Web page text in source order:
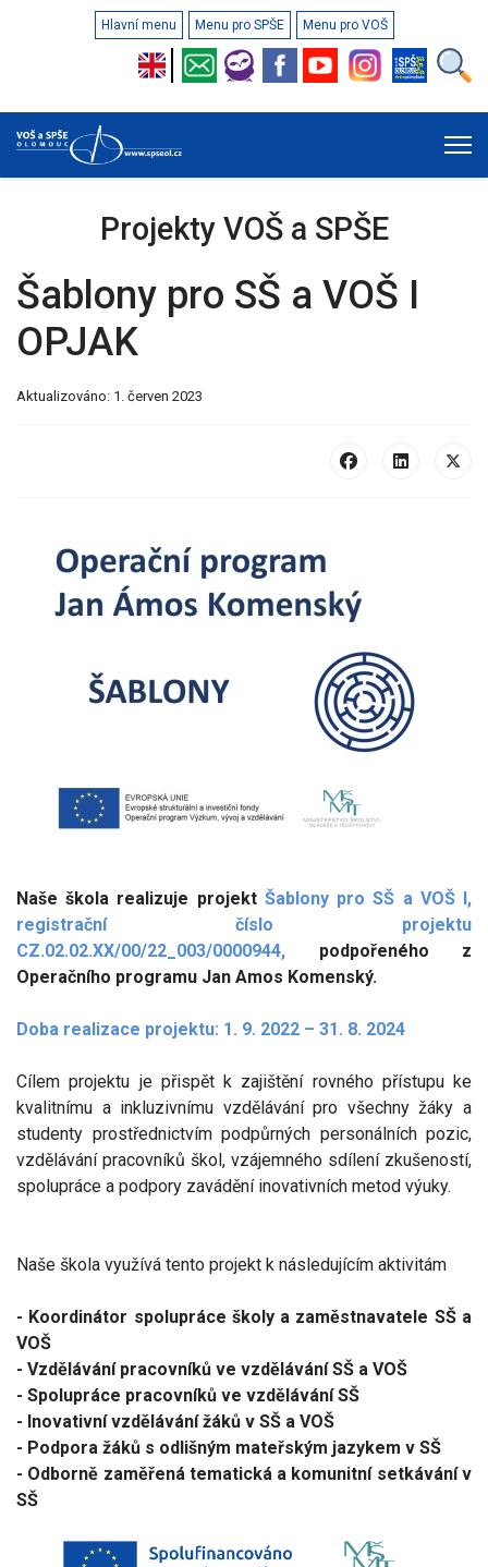
Hlavní menu Menu pro SPŠE Menu pro VOŠ
Projekty VOŠ a SPŠE
Šablony pro SŠ a VOŠ I
OPJAK
Aktualizováno: 1. červen 2023
Naše škola realizuje projekt Šablony pro SŠ a VOŠ I,
registrační číslo projektu
CZ.02.02.XX/00/22_003/0000944, podpořeného z
Operačního programu Jan Amos Komenský.
Doba realizace projektu: 1. 9. 2022 – 31. 8. 2024
Cílem projektu je přispět k zajištění rovného přístupu ke
kvalitnímu a inkluzivnímu vzdělávání pro všechny žáky a
studenty prostřednictvím podpůrných personálních pozic,
vzdělávání pracovníků škol, vzájemného sdílení zkušeností,
spolupráce a podpory zavádění inovativních metod výuky.
Naše škola využívá tento projekt k následujícím aktivitám
- Koordinátor spolupráce školy a zaměstnavatele SŠ a
VOŠ
- Vzdělávání pracovníků ve vzdělávání SŠ a VOŠ
- Spolupráce pracovníků ve vzdělávání SŠ
- Inovativní vzdělávání žáků v SŠ a VOŠ
- Podpora žáků s odlišným mateřským jazykem v SŠ
- Odborně zaměřená tematická a komunitní setkávání v
SŠ